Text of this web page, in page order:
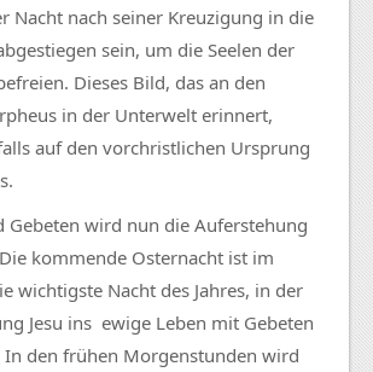
Nacht nach seiner Kreuzigung in die
sein, um die Seelen der
Dieses Bild, das an den
in der Unterwelt erinnert,
auf den vorchristlichen Ursprung
Gebeten wird nun die Auferstehung
kommende Osternacht ist im
wichtigste Nacht des Jahres, in der
Jesu ins ewige Leben mit Gebeten
den frühen Morgenstunden wird